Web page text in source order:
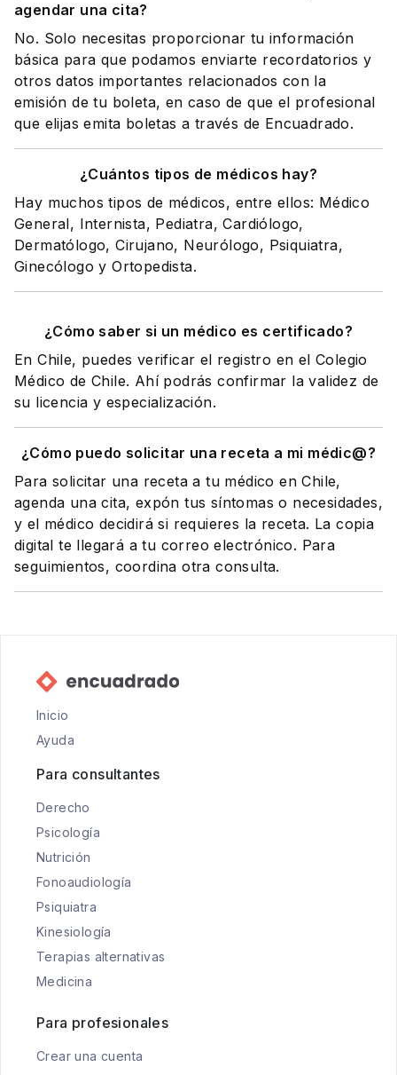
agendar una cita?
No. Solo necesitas proporcionar tu información
básica para que podamos enviarte recordatorios y
otros datos importantes relacionados con la
emisión de tu boleta, en caso de que el profesional
que elijas emita boletas a través de Encuadrado.
¿Cuántos tipos de médicos hay?
Hay muchos tipos de médicos, entre ellos: Médico
General, Internista, Pediatra, Cardiólogo,
Dermatólogo, Cirujano, Neurólogo, Psiquiatra,
Ginecólogo y Ortopedista.
¿Cómo saber si un médico es certificado?
En Chile, puedes verificar el registro en el Colegio
Médico de Chile. Ahí podrás confirmar la validez de
su licencia y especialización.
¿Cómo puedo solicitar una receta a mi médic@?
Para solicitar una receta a tu médico en Chile,
agenda una cita, expón tus síntomas o necesidades,
y el médico decidirá si requieres la receta. La copia
digital te llegará a tu correo electrónico. Para
seguimientos, coordina otra consulta.
Inicio
Ayuda
Para consultantes
Derecho
Psicología
Nutrición
Fonoaudiología
Psiquiatra
Kinesiología
Terapias alternativas
Medicina
Para profesionales
Crear una cuenta